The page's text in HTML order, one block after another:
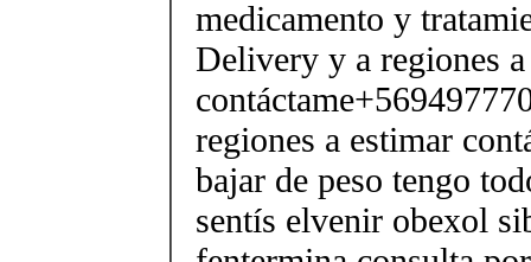
medicamento y
Delivery y a regiones
regiones a estimar
bajar de peso tengo
sentís elvenir obexol